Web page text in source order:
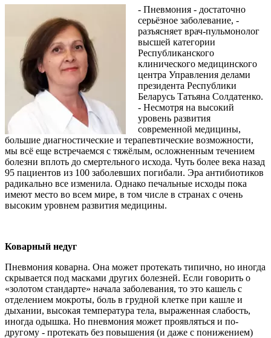
- Пневмония - достаточно
серьёзное заболевание, -
разъясняет врач-пульмонолог
высшей категории
Республиканского
клинического медицинского
центра Управления делами
президента Республики
Беларусь Татьяна Солдатенко.
- Несмотря на высокий
уровень развития
современной медицины,
большие диагностические и терапевтические возможности,
мы всё еще встречаемся с тяжёлым, осложненным течением
болезни вплоть до смертельного исхода. Чуть более века назад
95 пациентов из 100 заболевших погибали. Эра антибиотиков
радикально все изменила. Однако печальные исходы пока
имеют место во всем мире, в том числе в странах с очень
высоким уровнем развития медицины.
Коварный недуг
Пневмония коварна. Она может протекать типично, но иногда
скрывается под масками других болезней. Если говорить о
«золотом стандарте» начала заболевания, то это кашель с
отделением мокроты, боль в грудной клетке при кашле и
дыхании, высокая температура тела, выраженная слабость,
иногда одышка. Но пневмония может проявляться и по-
другому - протекать без повышения (и даже с понижением)